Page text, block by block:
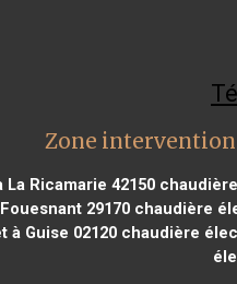
Zone
Ricamarie 42150
29170 chaudière
Guise 02120 chaudière